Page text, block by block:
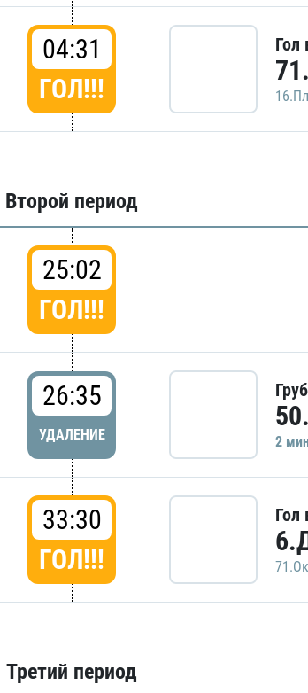
04:31
ГОЛ!!!
Гол
Второй период
25:02
ГОЛ!!!
26:35
УДАЛЕНИЕ 2
33:30
ГОЛ!!!
Гол
Третий период